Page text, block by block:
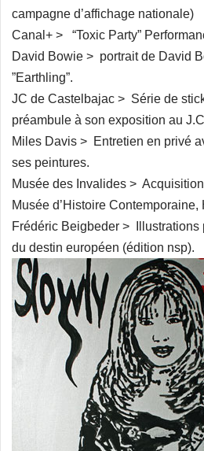
campagne d’affichage nationale)
Canal+ > “Toxic Party”
David Bowie > portrait de David
”Earthling”.
JC de Castelbajac > Série de
préambule à son exposition au
Miles Davis > Entretien en privé
ses peintures.
Musée des Invalides >
Musée d’Histoire
Frédéric Beigbeder >
du destin européen (édition nsp).